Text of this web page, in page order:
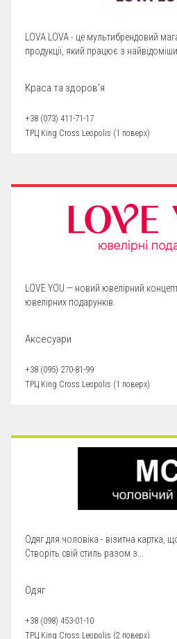
LOVA LOVA - це мультибрендовий
продукції, який працює з
Краса та здоров'я
+38 (073) 411-71-17
ТРЦ King Cross Leopolis (1 поверх)
LOVE YOU — новий ювелірний
ювелірних подарунків.
Аксесуари
+38 (095) 270-81-99
ТРЦ King Cross Leopolis (1 поверх)
Одяг для чоловіка - візитна картка,
Створіть свій стиль разом з...
Одяг
+38 (098) 453-01-10
ТРЦ King Cross Leopolis (2 поверх)